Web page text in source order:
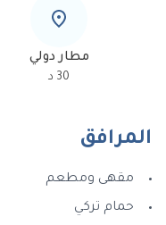
مطار دولي
30 د
المرافق
مقهى ومطعم
حمام تركي